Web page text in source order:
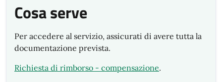
Cosa serve
Per accedere al servizio, assicurati di avere tutta la
documentazione prevista.
Richiesta di rimborso - compensazione.